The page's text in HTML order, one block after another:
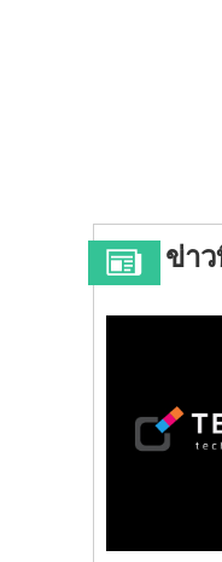
ข่าว